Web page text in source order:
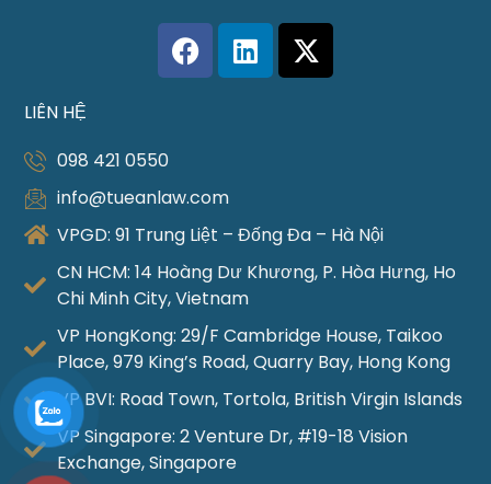
LIÊN HỆ
098 421 0550
info@tueanlaw.com
VPGD: 91 Trung Liệt – Đống Đa – Hà Nội
CN HCM: 14 Hoàng Dư Khương, P. Hòa Hưng, Ho
Chi Minh City, Vietnam
VP HongKong: 29/F Cambridge House, Taikoo
Place, 979 King’s Road, Quarry Bay, Hong Kong
VP BVI: Road Town, Tortola, British Virgin Islands
VP Singapore: 2 Venture Dr, #19-18 Vision
Exchange, Singapore